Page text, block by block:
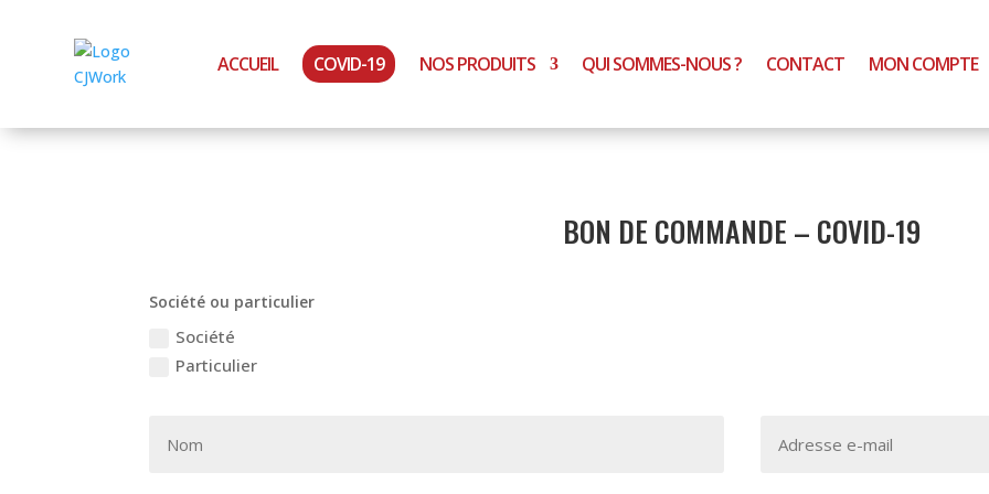
ACCUEIL COVID-19 NOS PRODUITS QUI SOMMES-NOUS ? CONTACT MON COMPTE
BON DE COMMANDE – COVID-19
Société ou particulier
Société
Particulier